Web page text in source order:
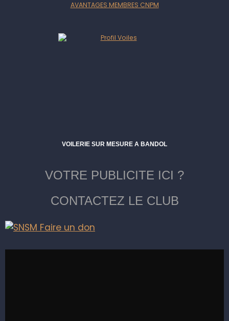
AVANTAGES MEMBRES CNPM
VOILERIE SUR MESURE A BANDOL
VOTRE PUBLICITE ICI ?
CONTACTEZ LE CLUB